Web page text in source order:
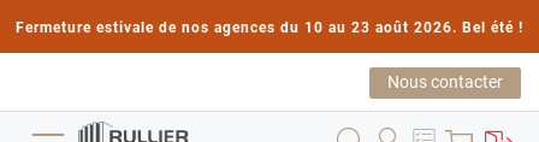
Fermeture estivale de nos agences du 10 au 23 août 2026. Bel été !
Nous contacter